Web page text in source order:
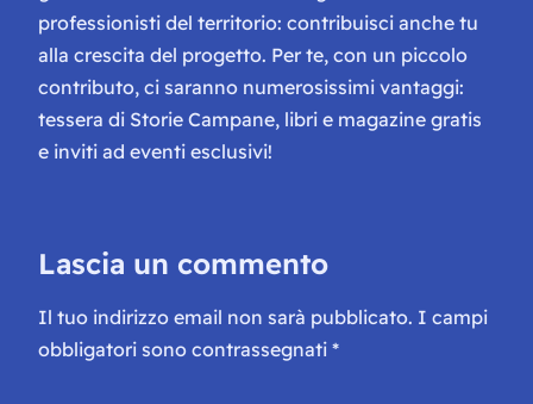
professionisti del territorio: contribuisci anche tu
alla crescita del progetto. Per te, con un piccolo
contributo, ci saranno numerosissimi vantaggi:
tessera di Storie Campane, libri e magazine gratis
e inviti ad eventi esclusivi!
Lascia un commento
Il tuo indirizzo email non sarà pubblicato. I campi
obbligatori sono contrassegnati *